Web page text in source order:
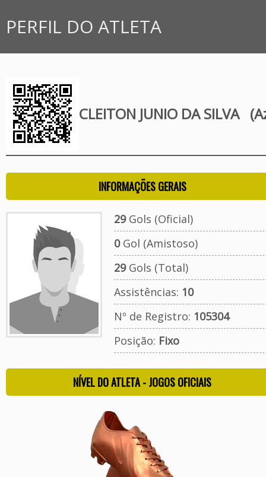
PERFIL DO ATLETA
CLEITON JUNIO DA SILVA
INFORMAÇÕES GERAIS
29Gols (Oficial)
0Gol (Amistoso)
29Gols (Total)
Assistências: 10
Nº de Registro: 105304
Posição: Fixo
NÍVEL DO ATLETA - JOGOS OFICIAIS